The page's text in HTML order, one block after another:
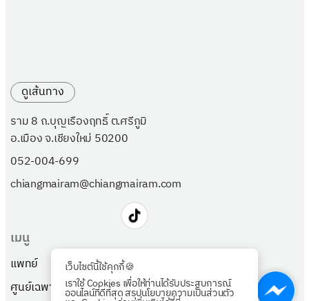
เว็บไซต์นี้ใช้คุกกี้🍪
เราใช้ Cookies เพื่อให้ท่านได้รับประสบการณ์
ออนไลน์ที่ดีที่สุด สรุปนโยบายความเป็นส่วนตัว
เมนู
แพทย์
ศูนย์เฉพาะทาง
เกี่ยวกับเรา
ดูเส้นทาง
ราม 8 ถ.บุญเรืองฤทธิ์ ต.ศรีภูมิ
อ.เมือง จ.เชียงใหม่ 50200
052-004-699
chiangmairam@chiangmairam.com